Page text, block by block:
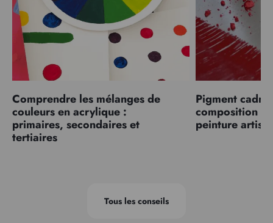
Comprendre les mélanges de
couleurs en acrylique :
primaires, secondaires et
tertiaires
Pigment
composition
peinture
Tous les conseils